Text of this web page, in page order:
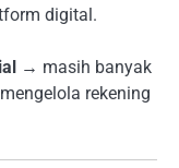
digital.
→ masih banyak
rekening